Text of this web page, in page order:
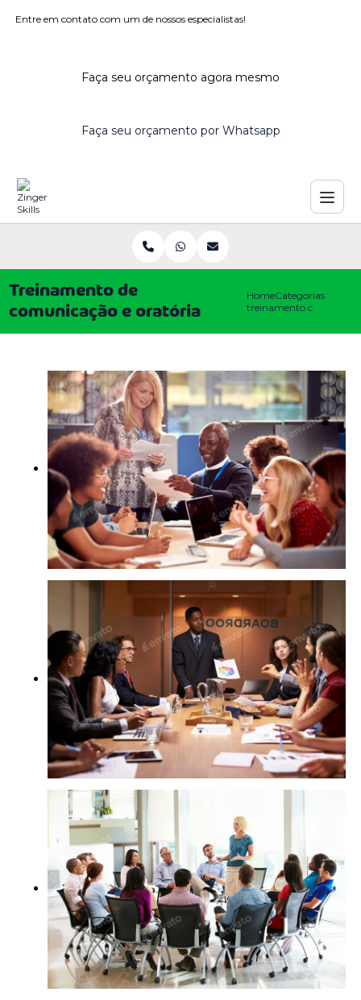
Entre em contato com um de nossos especialistas!
Faça seu orçamento agora mesmo
Faça seu orçamento por Whatsapp
HomeCategorias
treinamento
Treinamento de
comunicação e oratória